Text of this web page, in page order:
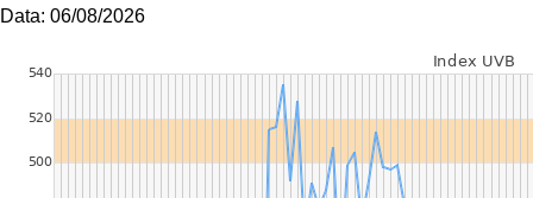
Data: 06/08/2026